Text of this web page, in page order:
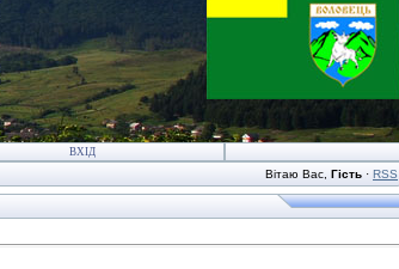
ВХІД
Вітаю Вас Гість · RSS